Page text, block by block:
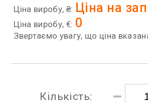
Ціна виробу, ₴: Ціна на
Ціна виробу, €: 0
Звертаємо увагу, що ціна
Кількість: